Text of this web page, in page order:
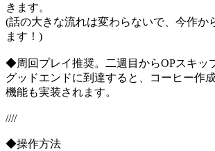
きます。
(話の大きな流れは変わらないで、今作か
ます！)
◆周回プレイ推奨。二週目からOPスキッ
グッドエンドに到達すると、コーヒー作
機能も実装されます。
////
◆操作方法